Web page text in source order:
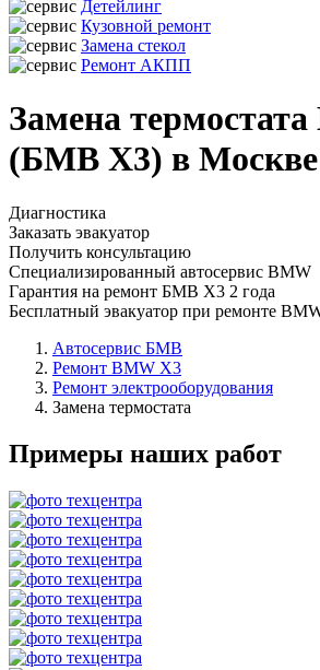
Детейлинг
Кузовной ремонт
Замена стекол
Ремонт АКПП
Замена
(БМВ Х3) в Москве
Диагностика
Заказать эвакуатор
Получить консультацию
Специализированный автосервис BMW
Гарантия на ремонт БМВ Х3 2 года
Бесплатный эвакуатор при ремонте
Автосервис БМВ
Ремонт BMW X3
Ремонт электрооборудования
Замена термостата
Примеры наших работ